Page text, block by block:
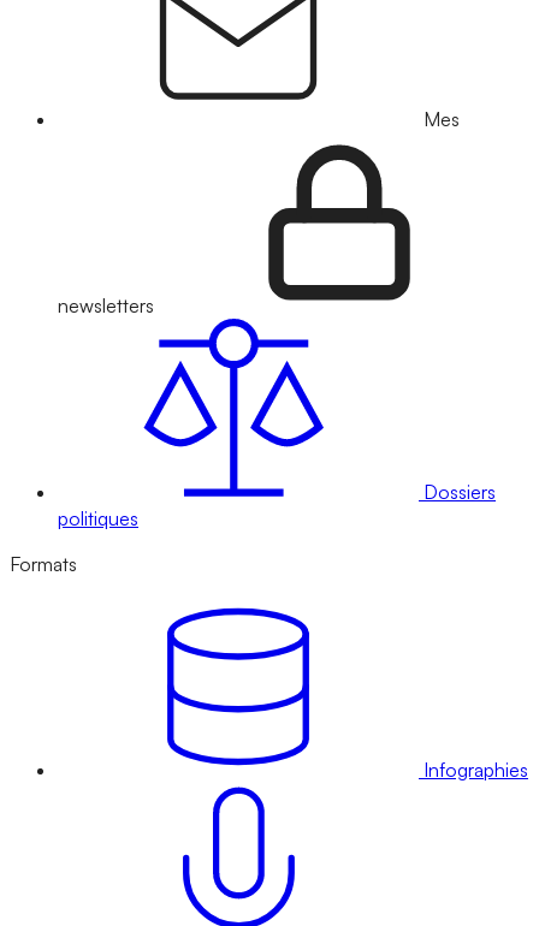
Mes
newsletters
Dossiers
politiques
Formats
Infographies